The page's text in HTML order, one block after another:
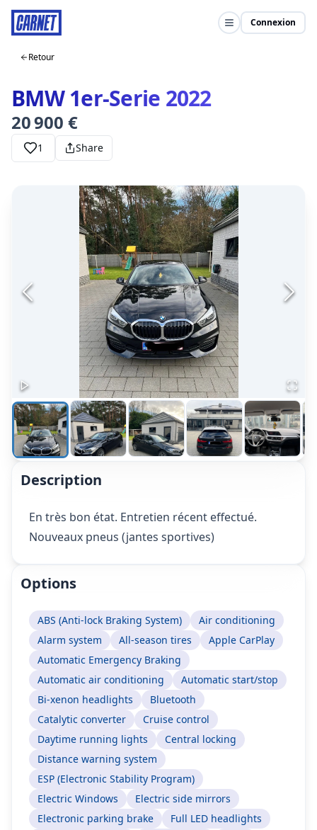
Connexion
Retour
BMW 1er-Serie 2022
20 900 €
1 Share
Description
En très bon état. Entretien récent effectué.
Nouveaux pneus (jantes sportives)
Options
ABS (Anti-lock Braking System)
Air conditioning
Alarm system
All-season tires
Apple CarPlay
Automatic Emergency Braking
Automatic air conditioning
Automatic start/stop
Bi-xenon headlights
Bluetooth
Catalytic converter
Cruise control
Daytime running lights
Central locking
Distance warning system
ESP (Electronic Stability Program)
Electric Windows
Electric side mirrors
Electronic parking brake
Full LED headlights